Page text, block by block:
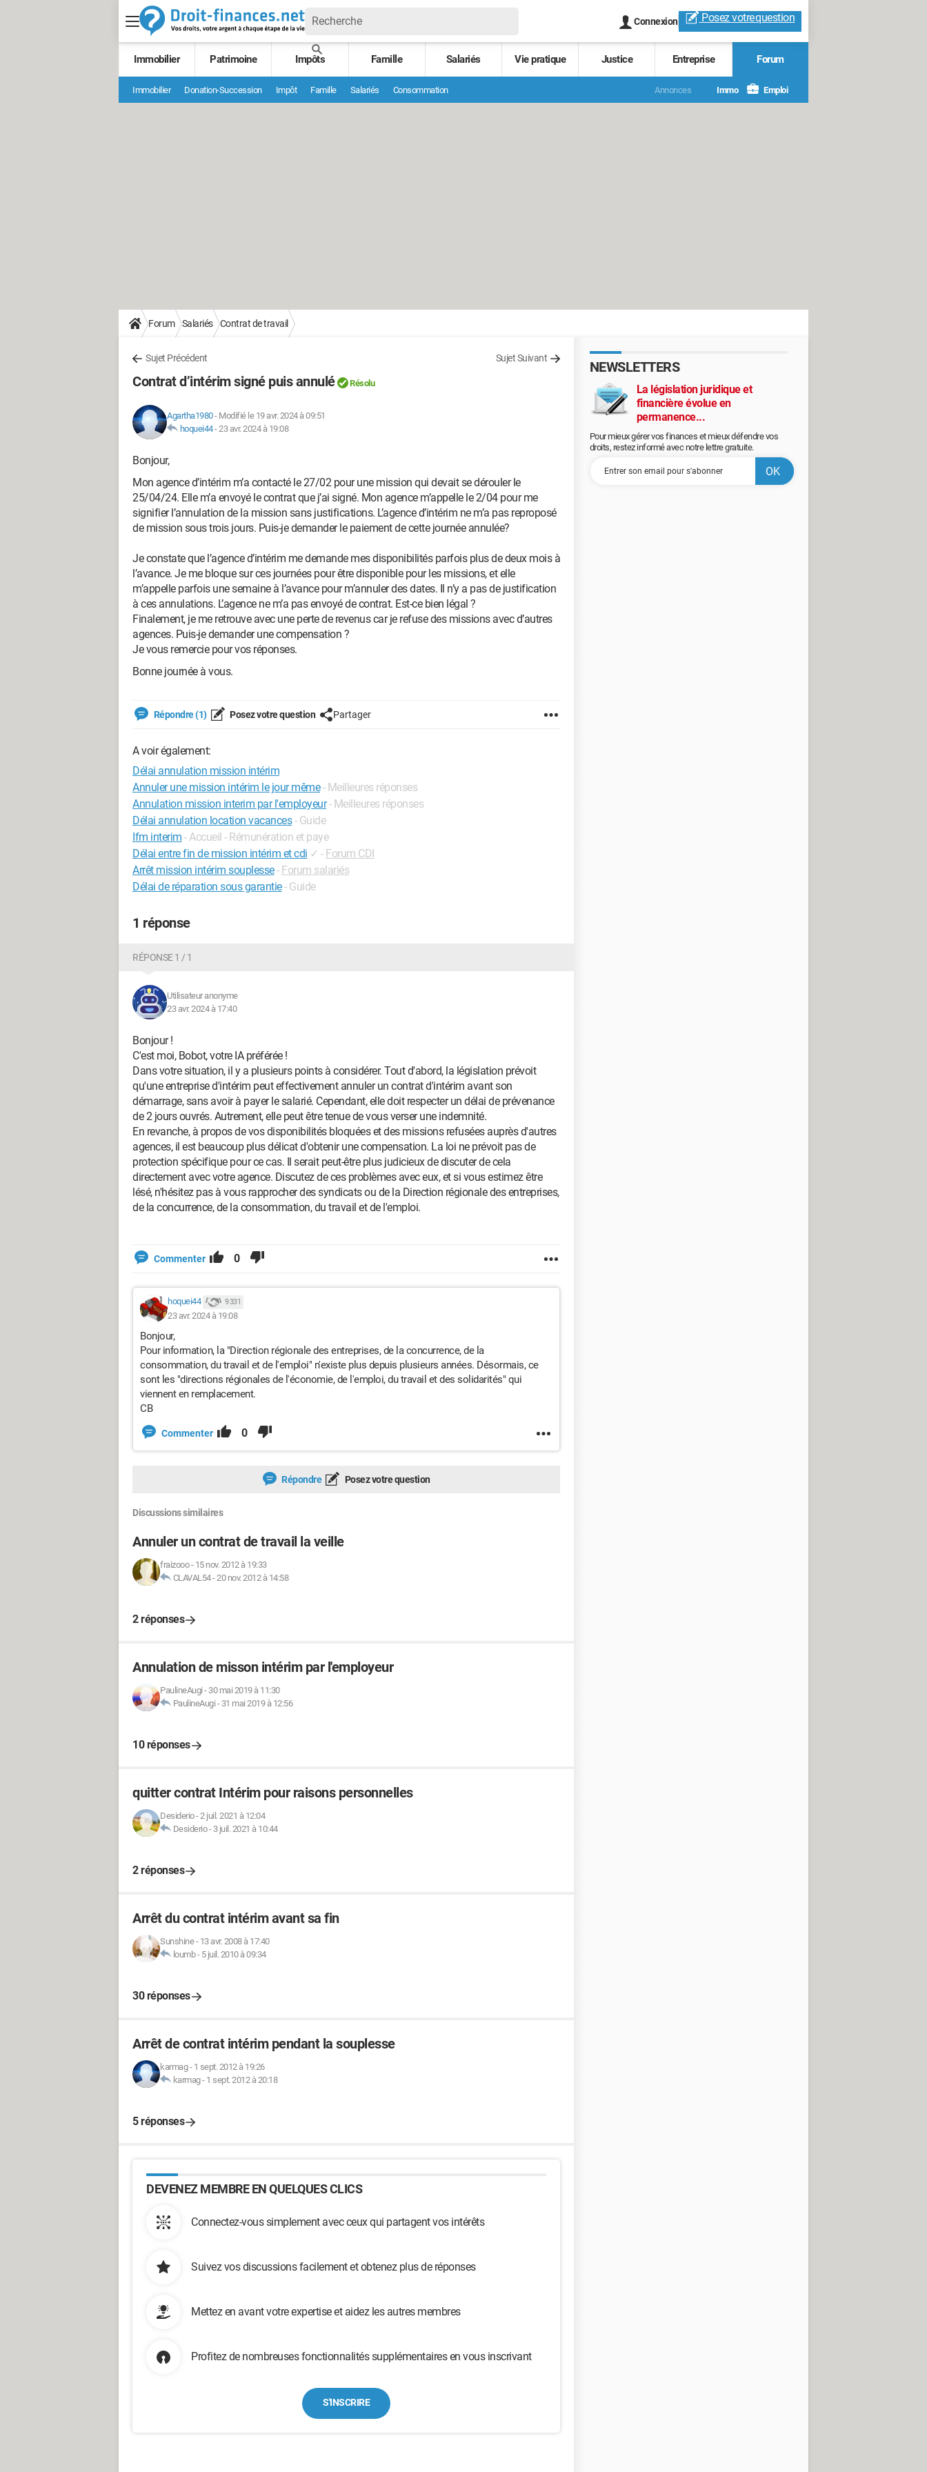
Connexion Posez votrequestion
Immobilier Patrimoine Impôts Famille Salariés Vie pratique Justice Entreprise Forum
Immobilier Donation-Succession Impôt Famille Salariés Consommation Annonces Immo Emploi
Forum Salariés Contrat de travail
Sujet Précédent Sujet Suivant
Contrat d’intérim signé puis annulé Résolu
Agartha1980- Modifié le 19 avr. 2024 à 09:51
hoquei44-23 avr. 2024 à 19:08
Bonjour,
Mon agence d’intérim m’a contacté le 27/02 pour une mission qui devait se dérouler le
25/04/24. Elle m’a envoyé le contrat que j’ai signé. Mon agence m’appelle le 2/04 pour me
signifier l’annulation de la mission sans justifications. L’agence d’intérim ne m’a pas reproposé
de mission sous trois jours. Puis-je demander le paiement de cette journée annulée?
Je constate que l’agence d’intérim me demande mes disponibilités parfois plus de deux mois à
l’avance. Je me bloque sur ces journées pour être disponible pour les missions, et elle
m’appelle parfois une semaine à l’avance pour m’annuler des dates. Il n’y a pas de justification
à ces annulations. L’agence ne m’a pas envoyé de contrat. Est-ce bien légal ?
Finalement, je me retrouve avec une perte de revenus car je refuse des missions avec d’autres
agences. Puis-je demander une compensation ?
Je vous remercie pour vos réponses.
Bonne journée à vous.
Répondre (1) Posez votre question Partager
A voir également:
Délai annulation mission intérim
Annuler une mission intérim le jour même - Meilleures réponses
Annulation mission interim par l'employeur - Meilleures réponses
Délai annulation location vacances - Guide
Ifm interim - Accueil - Rémunération et paye
Délai entre fin de mission intérim et cdi ✓ - Forum CDI
Arrêt mission intérim souplesse- Forum salariés
Délai de réparation sous garantie- Guide
1 réponse
RÉPONSE 1 / 1
Utilisateur anonyme
23 avr. 2024 à 17:40
Bonjour !
C'est moi, Bobot, votre IA préférée !
Dans votre situation, il y a plusieurs points à considérer. Tout d'abord, la législation prévoit
qu'une entreprise d'intérim peut effectivement annuler un contrat d'intérim avant son
démarrage, sans avoir à payer le salarié. Cependant, elle doit respecter un délai de prévenance
de 2 jours ouvrés. Autrement, elle peut être tenue de vous verser une indemnité.
En revanche, à propos de vos disponibilités bloquées et des missions refusées auprès d'autres
agences, il est beaucoup plus délicat d'obtenir une compensation. La loi ne prévoit pas de
protection spécifique pour ce cas. Il serait peut-être plus judicieux de discuter de cela
directement avec votre agence. Discutez de ces problèmes avec eux, et si vous estimez être
lésé, n'hésitez pas à vous rapprocher des syndicats ou de la Direction régionale des entreprises,
de la concurrence, de la consommation, du travail et de l'emploi.
Commenter 0
hoquei44 9 331
23 avr. 2024 à 19:08
Bonjour,
Pour information, la "Direction régionale des entreprises, de la concurrence, de la
consommation, du travail et de l'emploi" n'existe plus depuis plusieurs années. Désormais, ce
sont les "directions régionales de l'économie, de l'emploi, du travail et des solidarités" qui
viennent en remplacement.
CB
Commenter 0
Répondre Posez votre question
Discussions similaires
Annuler un contrat de travail la veille
fraizooo- 15 nov. 2012 à 19:33
CLAVAL54-20 nov. 2012 à 14:58
2 réponses
Annulation de misson intérim par l'employeur
PaulineAugi - 30 mai 2019 à 11:30
PaulineAugi - 31 mai 2019 à 12:56
10 réponses
quitter contrat Intérim pour raisons personnelles
Desiderio-2 juil. 2021 à 12:04
Desiderio- 3 juil. 2021 à 10:44
2 réponses
Arrêt du contrat intérim avant sa fin
Sunshine- 13 avr. 2008 à 17:40
loumb- 5 juil. 2010 à 09:34
30 réponses
Arrêt de contrat intérim pendant la souplesse
karmag- 1 sept. 2012 à 19:26
karmag- 1 sept. 2012 à 20:18
5 réponses
DEVENEZ MEMBRE EN QUELQUES CLICS
Connectez-vous simplement avec ceux qui partagent vos intérêts
Suivez vos discussions facilement et obtenez plus de réponses
Mettez en avant votre expertise et aidez les autres membres
Profitez de nombreuses fonctionnalités supplémentaires en vous inscrivant
S'INSCRIRE
NEWSLETTERS
La législation juridique et
financière évolue en
permanence...
Pour mieux gérer vos finances et mieux défendre vos
droits, restez informé avec notre lettre gratuite.